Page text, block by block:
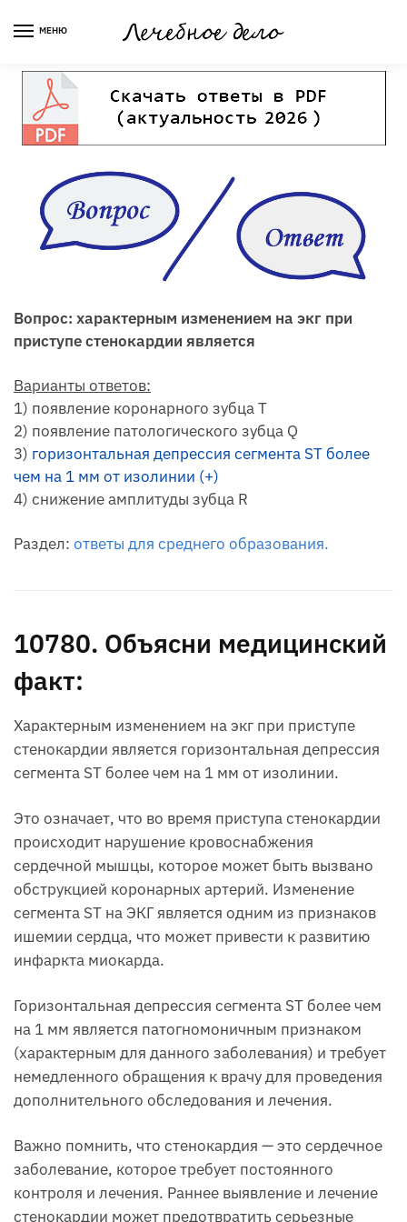
МЕНЮ
Вопрос: характерным изменением на экг при
приступе стенокардии является
Варианты ответов:
1) появление коронарного зубца Т
2) появление патологического зубца Q
3) горизонтальная депрессия сегмента ST более
чем на 1 мм от изолинии (+)
4) снижение амплитуды зубца R
Раздел: ответы для среднего образования.
10780. Объясни медицинский
факт:
Характерным изменением на экг при приступе
стенокардии является горизонтальная депрессия
сегмента ST более чем на 1 мм от изолинии.
Это означает, что во время приступа стенокардии
происходит нарушение кровоснабжения
сердечной мышцы, которое может быть вызвано
обструкцией коронарных артерий. Изменение
сегмента ST на ЭКГ является одним из признаков
ишемии сердца, что может привести к развитию
инфаркта миокарда.
Горизонтальная депрессия сегмента ST более чем
на 1 мм является патогномоничным признаком
(характерным для данного заболевания) и требует
немедленного обращения к врачу для проведения
дополнительного обследования и лечения.
Важно помнить, что стенокардия — это сердечное
заболевание, которое требует постоянного
контроля и лечения. Раннее выявление и лечение
стенокардии может предотвратить серьезные